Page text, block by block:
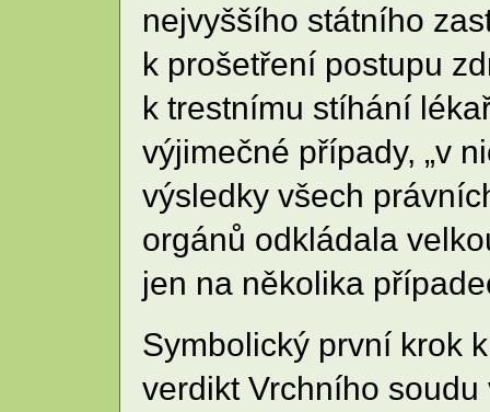
nejvyššího státního
k prošetření postupu
k trestnímu stíhání
výjimečné případy, „v
výsledky všech
orgánů odkládala
jen na několika
Symbolický první krok
verdikt Vrchního